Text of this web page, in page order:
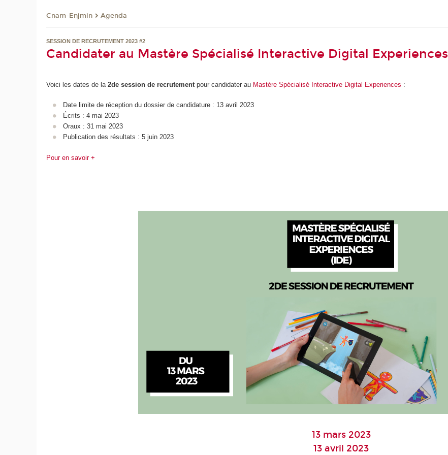
Cnam-Enjmin Agenda
SESSION DE RECRUTEMENT 2023 #2
Candidater au Mastère Spécialisé Interactive Digital Experiences
Voici les dates de la2de session de recrutement pour candidater au Mastère Spécialisé Interactive Digital Experiences :
Date limite de réception du dossier de candidature : 13 avril 2023
Écrits : 4 mai 2023
Oraux : 31 mai 2023
Publication des résultats : 5 juin 2023
Pour en savoir +
13 mars 2023
13 avril 2023